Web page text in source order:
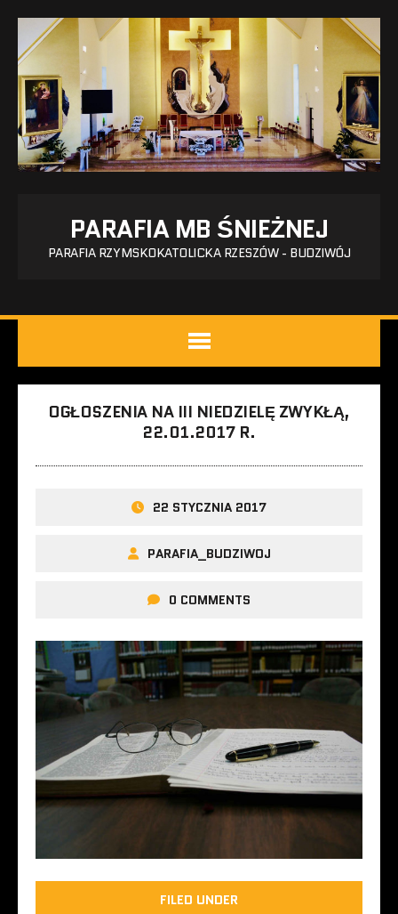
PARAFIA MB ŚNIEŻNEJ
PARAFIA RZYMSKOKATOLICKA RZESZÓW - BUDZIWÓJ
OGŁOSZENIA NA III NIEDZIELĘ ZWYKŁĄ,
22.01.2017 R.
22 STYCZNIA 2017
PARAFIA_BUDZIWOJ
0 COMMENTS
FILED UNDER